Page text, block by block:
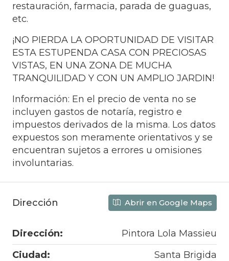
restauración, farmacia, parada de guaguas,
etc.
¡NO PIERDA LA OPORTUNIDAD DE VISITAR
ESTA ESTUPENDA CASA CON PRECIOSAS
VISTAS, EN UNA ZONA DE MUCHA
TRANQUILIDAD Y CON UN AMPLIO JARDIN!
Información: En el precio de venta no se
incluyen gastos de notaría, registro e
impuestos derivados de la misma. Los datos
expuestos son meramente orientativos y se
encuentran sujetos a errores u omisiones
involuntarias.
Dirección Abrir en Google Maps
Dirección:
Pintora Lola Massieu
Ciudad:
Santa Brigida